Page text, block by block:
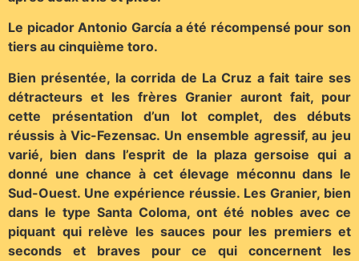
Le picador Antonio García a été récompensé pour son
tiers au cinquième toro.
Bien présentée, la corrida de La Cruz a fait taire ses
détracteurs et les frères Granier auront fait, pour
cette présentation d’un lot complet, des débuts
réussis à Vic-Fezensac. Un ensemble agressif, au jeu
varié, bien dans l’esprit de la plaza gersoise qui a
donné une chance à cet élevage méconnu dans le
Sud-Ouest. Une expérience réussie. Les Granier, bien
dans le type Santa Coloma, ont été nobles avec ce
piquant qui relève les sauces pour les premiers et
seconds et braves pour ce qui concernent les